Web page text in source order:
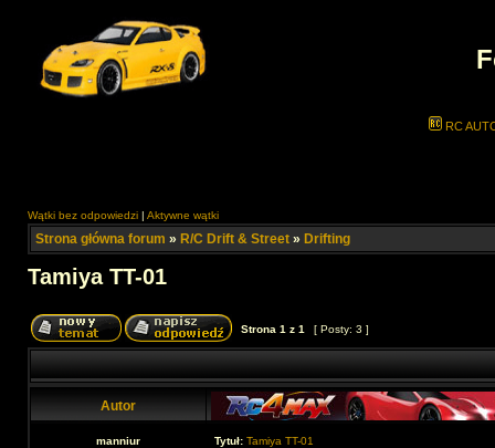
RC
Wątki bez odpowiedzi | Aktywne wątki
Strona główna forum » R/C Drift & Street » Drifting
Tamiya TT-01
Strona 1 z 1 [ Posty: 3 ]
Autor
manniur Tytuł: Tamiya TT-01